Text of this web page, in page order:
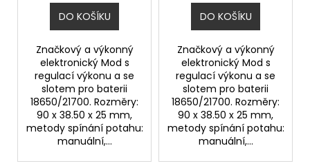
DO KOŠÍKU
Značkový a výkonný
elektronický Mod s
regulací výkonu a se
slotem pro baterii
18650/21700. Rozměry:
90 x 38.50 x 25 mm,
metody spínání potahu:
manuální,...
DO KOŠÍKU
Značkový a výkonný
elektronický Mod s
regulací výkonu a se
slotem pro baterii
18650/21700. Rozměry:
90 x 38.50 x 25 mm,
metody spínání potahu:
manuální,...